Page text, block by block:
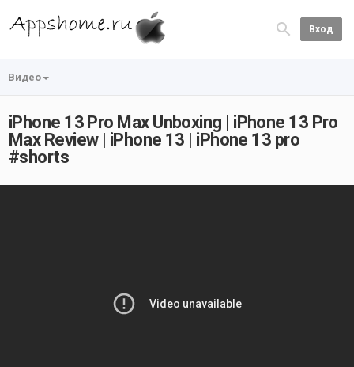
Вход
Видео
iPhone 13 Pro Max Unboxing | iPhone 13 Pro
Max Review | iPhone 13 | iPhone 13 pro
#shorts